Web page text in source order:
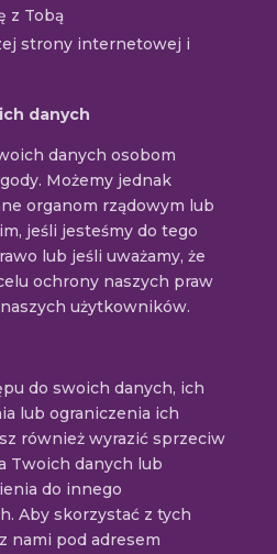
z Tobą
strony internetowej i
danych
danych osobom
Możemy jednak
organom rządowym lub
jeśli jesteśmy do tego
lub jeśli uważamy, że
ochrony naszych praw
użytkowników.
do swoich danych, ich
lub ograniczenia ich
również wyrazić sprzeciw
Twoich danych lub
do innego
Aby skorzystać z tych
nami pod adresem